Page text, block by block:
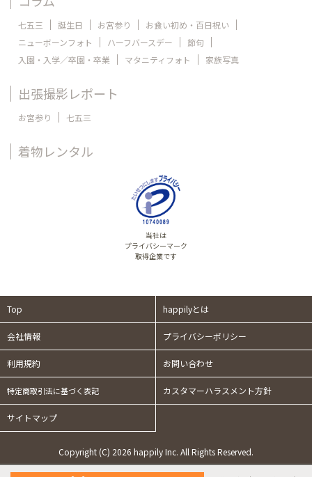
七五三 誕生日 お宮参り
お食い初め・百日祝い
ニューボーンフォト
ハーフバースデー
節句
入園・入学／卒園・卒業
マタニティフォト 家族写真
出張撮影レポート
お宮参り 七五三
着物レンタル
当社は
プライバシーマーク
取得企業です
Top happilyとは
会社情報 プライバシーポリシー
利用規約 お問い合わせ
特定商取引法に基づく表記 カスタマーハラスメント方針
サイトマップ
Copyright (C) 2026 happily Inc. All Rights Reserved.